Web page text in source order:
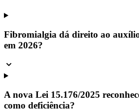
Fibromialgia dá direito ao
em 2026?
A nova Lei 15.176/2025
como deficiência?